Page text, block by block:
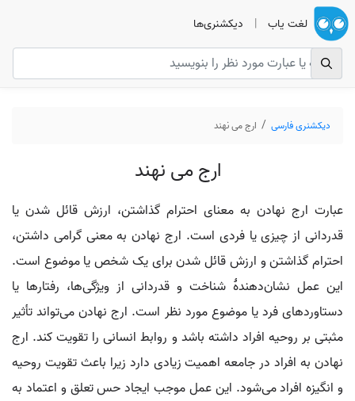
لغت یاب | دیکشنری‌ها
دیکشنری فارسی ارج می نهند
ارج می نهند
عبارت ارج نهادن به معنای احترام گذاشتن، ارزش قائل شدن یا
قدردانی از چیزی یا فردی است. ارج نهادن به معنی گرامی داشتن،
احترام گذاشتن و ارزش قائل شدن برای یک شخص یا موضوع است.
این عمل نشان‌دهندهٔ شناخت و قدردانی از ویژگی‌ها، رفتارها یا
دستاوردهای فرد یا موضوع مورد نظر است. ارج نهادن می‌تواند تأثیر
مثبتی بر روحیه افراد داشته باشد و روابط انسانی را تقویت کند. ارج
نهادن به افراد در جامعه اهمیت زیادی دارد زیرا باعث تقویت روحیه
و انگیزه افراد می‌شود. این عمل موجب ایجاد حس تعلق و اعتماد به